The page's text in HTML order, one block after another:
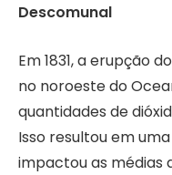
Descomunal
Em 1831, a erupção
no noroeste do
quantidades de
Isso resultou em
impactou as médias